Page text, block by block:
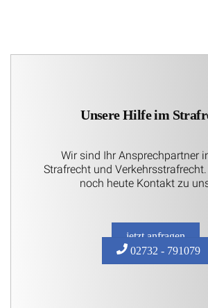
Unsere Hilfe im
Wir sind Ihr Ansprechpartner
Strafrecht und
noch heute Kontakt zu
jetzt anfragen
02732 - 791079